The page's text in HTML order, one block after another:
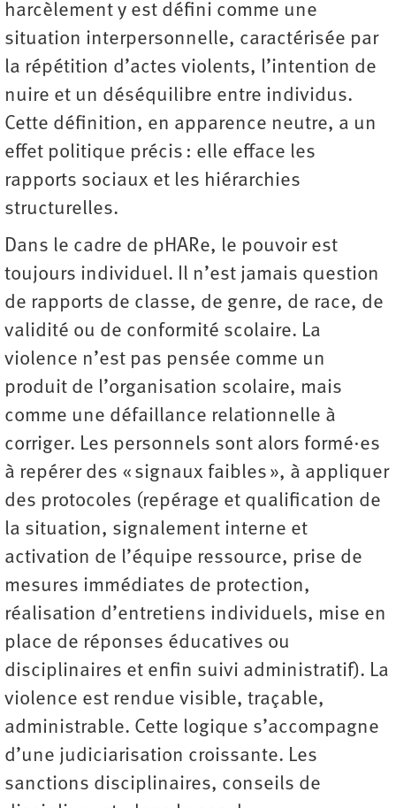
harcèlement y est défini comme une
situation interpersonnelle, caractérisée par
la répétition d’actes violents, l’intention de
nuire et un déséquilibre entre individus.
Cette définition, en apparence neutre, a un
effet politique précis : elle efface les
rapports sociaux et les hiérarchies
structurelles.
Dans le cadre de pHARe, le pouvoir est
toujours individuel. Il n’est jamais question
de rapports de classe, de genre, de race, de
validité ou de conformité scolaire. La
violence n’est pas pensée comme un
produit de l’organisation scolaire, mais
comme une défaillance relationnelle à
corriger. Les personnels sont alors formé·es
à repérer des « signaux faibles », à appliquer
des protocoles (repérage et qualification de
la situation, signalement interne et
activation de l’équipe ressource, prise de
mesures immédiates de protection,
réalisation d’entretiens individuels, mise en
place de réponses éducatives ou
disciplinaires et enfin suivi administratif). La
violence est rendue visible, traçable,
administrable. Cette logique s’accompagne
d’une judiciarisation croissante. Les
sanctions disciplinaires, conseils de